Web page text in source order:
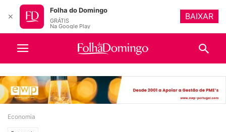
Economia
✕
Folha do Domingo
GRÁTIS
Na Google Play
BAIXAR